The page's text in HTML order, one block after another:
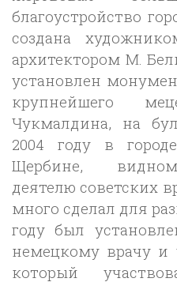
благоустройство
создана
архитектором М.
установлен
крупнейшего
Чукмалдина, на
2004 году в
Щербине,
деятелю советских
много сделал для
году был
немецкому врачу и
который